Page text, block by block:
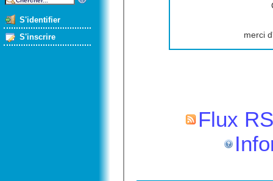
S'identifier
S'inscrire
merci
Flux